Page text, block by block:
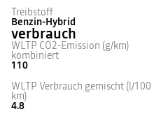
Treibstoff
Benzin-Hybrid
verbrauch
WLTP CO2-Emission (g/km)
kombiniert
110
WLTP Verbrauch gemischt (l/100
km)
4.8